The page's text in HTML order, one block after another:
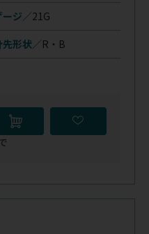
ージ／21G
先形状／R・B